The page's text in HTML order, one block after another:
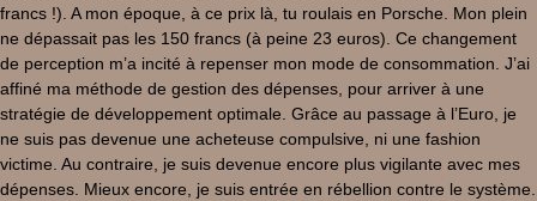
francs !). A mon époque, à ce prix là, tu roulais en Porsche. Mon plein
ne dépassait pas les 150 francs (à peine 23 euros). Ce changement
de perception m’a incité à repenser mon mode de consommation. J’ai
affiné ma méthode de gestion des dépenses, pour arriver à une
stratégie de développement optimale. Grâce au passage à l’Euro, je
ne suis pas devenue une acheteuse compulsive, ni une fashion
victime. Au contraire, je suis devenue encore plus vigilante avec mes
dépenses. Mieux encore, je suis entrée en rébellion contre le système.